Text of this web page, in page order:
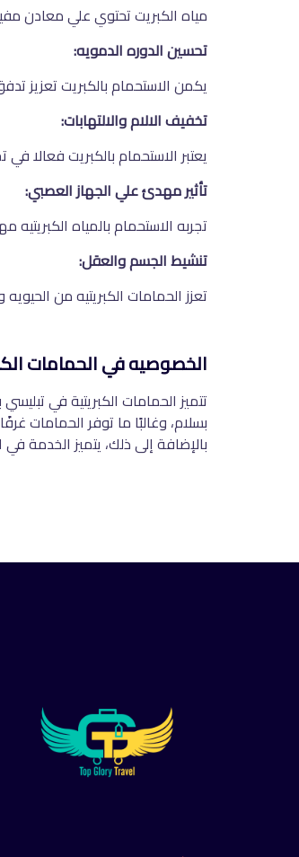
مياه الكبريت تحتوي علي معادن
تحسين الدوره الدمويه:
يكمن الاستحمام بالكبريت تعزيز
تخفيف الالام والالتهابات:
يعتبر الاستحمام بالكبريت فعالا
تأثير مهدئ علي الجهاز العصبي:
تجربه الاستحمام بالمياه الكبريتيه
تنشيط الجسم والعقل:
تعزز الحمامات الكبريتيه من
الخصوصيه في الحمامات
تتميز الحمامات الكبريتية في
بسلام، وغالبًا ما توفر الحمامات
بالإضافة إلى ذلك، يتميز الخدمة